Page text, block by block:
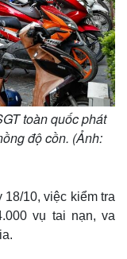
toàn quốc phát
độ cồn. (Ảnh:
18/10, việc kiểm tra
vụ tai nạn, va